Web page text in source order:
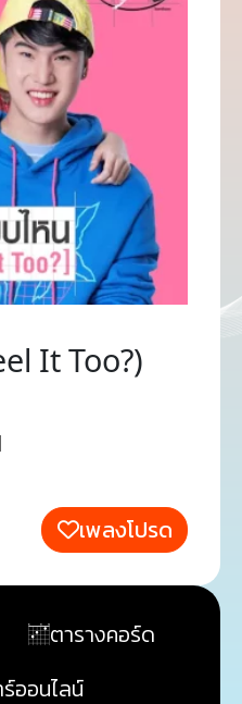
It Too?)
เพลงโปรด
ตารางคอร์ด
ออนไลน์